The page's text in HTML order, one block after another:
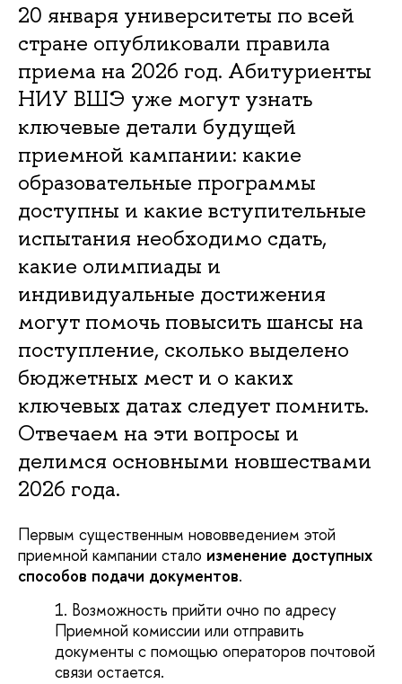
20 января университеты по всей
стране опубликовали правила
приема на 2026 год. Абитуриенты
НИУ ВШЭ уже могут узнать
ключевые детали будущей
приемной кампании: какие
образовательные программы
доступны и какие вступительные
испытания необходимо сдать,
какие олимпиады и
индивидуальные достижения
могут помочь повысить шансы на
поступление, сколько выделено
бюджетных мест и о каких
ключевых датах следует помнить.
Отвечаем на эти вопросы и
делимся основными новшествами
2026 года.
Первым существенным нововведением этой
приемной кампании стало изменение доступных
способов подачи документов.
Возможность прийти очно по адресу
Приемной комиссии или отправить
документы с помощью операторов почтовой
связи остается.